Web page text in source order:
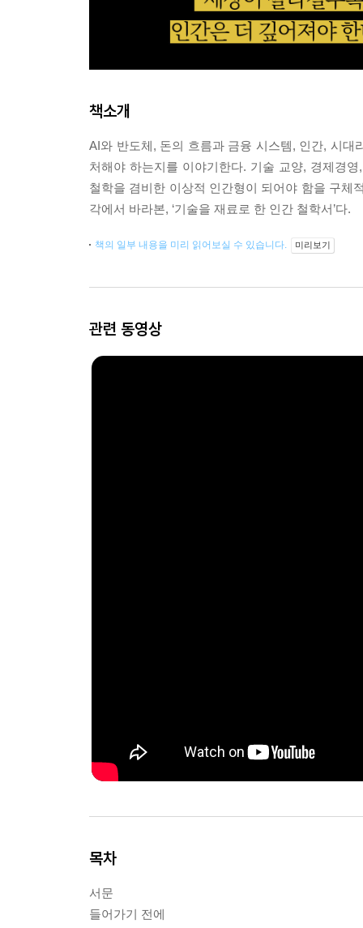
책소개
AI와 반도체, 돈의 흐름과 금융 시스템, 인간, 시
처해야 하는지를 이야기한다. 기술 교양, 경제경
철학을 겸비한 이상적 인간형이 되어야 함을 구체
각에서 바라본, ‘기술을 재료로 한 인간 철학서’다.
책의 일부 내용을 미리 읽어보실 수 있습니다. 미리보기
관련 동영상
목차
서문
들어가기 전에